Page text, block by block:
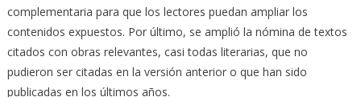
complementaria para que los lectores puedan ampliar los
contenidos expuestos. Por último, se amplió la nómina de textos
citados con obras relevantes, casi todas literarias, que no
pudieron ser citadas en la versión anterior o que han sido
publicadas en los últimos años.